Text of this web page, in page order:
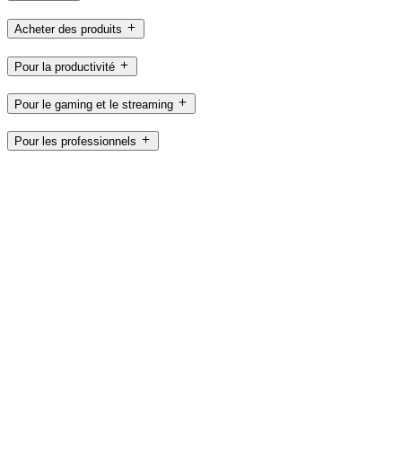
Acheter des produits
Pour la productivité
Pour le gaming et le streaming
Pour les professionnels